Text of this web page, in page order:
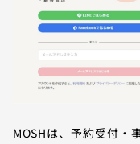
MOSHは、予約受付・